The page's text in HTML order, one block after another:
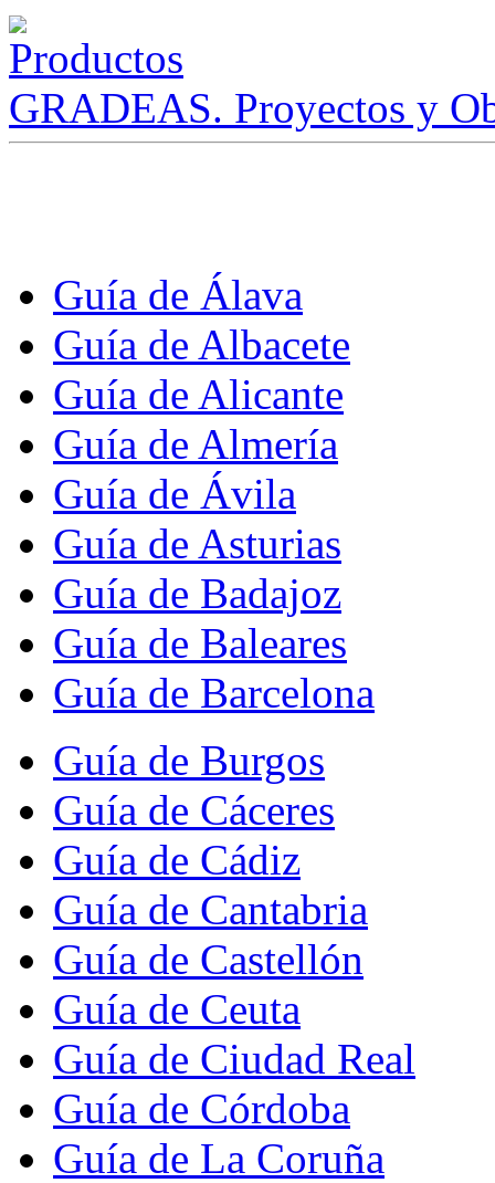
GRADEAS. Proyectos y
Guía de Álava
Guía de Albacete
Guía de Alicante
Guía de Almería
Guía de Ávila
Guía de Asturias
Guía de Badajoz
Guía de Baleares
Guía de Barcelona
Guía de Burgos
Guía de Cáceres
Guía de Cádiz
Guía de Cantabria
Guía de Castellón
Guía de Ceuta
Guía de Ciudad Real
Guía de Córdoba
Guía de La Coruña